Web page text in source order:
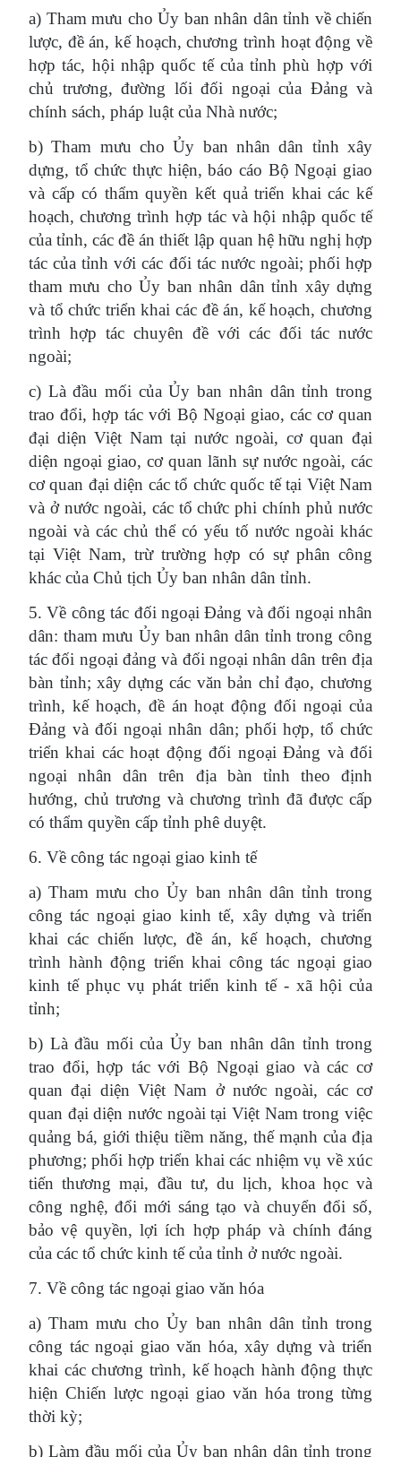
a) Tham mưu cho Ủy ban nhân dân tỉnh về chiến
lược, đề án, kế hoạch, chương trình hoạt động về
hợp tác, hội nhập quốc tế của tỉnh phù hợp với
chủ trương, đường lối đối ngoại của Đảng và
chính sách, pháp luật của Nhà nước;
b) Tham mưu cho Ủy ban nhân dân tỉnh xây
dựng, tổ chức thực hiện, báo cáo Bộ Ngoại giao
và cấp có thẩm quyền kết quả triển khai các kế
hoạch, chương trình hợp tác và hội nhập quốc tế
của tỉnh, các đề án thiết lập quan hệ hữu nghị hợp
tác của tỉnh với các đối tác nước ngoài; phối hợp
tham mưu cho Ủy ban nhân dân tỉnh xây dựng
và tổ chức triển khai các đề án, kế hoạch, chương
trình hợp tác chuyên đề với các đối tác nước
ngoài;
c) Là đầu mối của Ủy ban nhân dân tỉnh trong
trao đổi, hợp tác với Bộ Ngoại giao, các cơ quan
đại diện Việt Nam tại nước ngoài, cơ quan đại
diện ngoại giao, cơ quan lãnh sự nước ngoài, các
cơ quan đại diện các tổ chức quốc tế tại Việt Nam
và ở nước ngoài, các tổ chức phi chính phủ nước
ngoài và các chủ thể có yếu tố nước ngoài khác
tại Việt Nam, trừ trường hợp có sự phân công
khác của Chủ tịch Ủy ban nhân dân tỉnh.
5. Về công tác đối ngoại Đảng và đối ngoại nhân
dân: tham mưu Ủy ban nhân dân tỉnh trong công
tác đối ngoại đảng và đối ngoại nhân dân trên địa
bàn tỉnh; xây dựng các văn bản chỉ đạo, chương
trình, kế hoạch, đề án hoạt động đối ngoại của
Đảng và đối ngoại nhân dân; phối hợp, tổ chức
triển khai các hoạt động đối ngoại Đảng và đối
ngoại nhân dân trên địa bàn tỉnh theo định
hướng, chủ trương và chương trình đã được cấp
có thẩm quyền cấp tỉnh phê duyệt.
6. Về công tác ngoại giao kinh tế
a) Tham mưu cho Ủy ban nhân dân tỉnh trong
công tác ngoại giao kinh tế, xây dựng và triển
khai các chiến lược, đề án, kế hoạch, chương
trình hành động triển khai công tác ngoại giao
kinh tế phục vụ phát triển kinh tế - xã hội của
tỉnh;
b) Là đầu mối của Ủy ban nhân dân tỉnh trong
trao đổi, hợp tác với Bộ Ngoại giao và các cơ
quan đại diện Việt Nam ở nước ngoài, các cơ
quan đại diện nước ngoài tại Việt Nam trong việc
quảng bá, giới thiệu tiềm năng, thế mạnh của địa
phương; phối hợp triển khai các nhiệm vụ về xúc
tiến thương mại, đầu tư, du lịch, khoa học và
công nghệ, đổi mới sáng tạo và chuyển đổi số,
bảo vệ quyền, lợi ích hợp pháp và chính đáng
của các tổ chức kinh tế của tỉnh ở nước ngoài.
7. Về công tác ngoại giao văn hóa
a) Tham mưu cho Ủy ban nhân dân tỉnh trong
công tác ngoại giao văn hóa, xây dựng và triển
khai các chương trình, kế hoạch hành động thực
hiện Chiến lược ngoại giao văn hóa trong từng
thời kỳ;
b) Làm đầu mối của Ủy ban nhân dân tỉnh trong